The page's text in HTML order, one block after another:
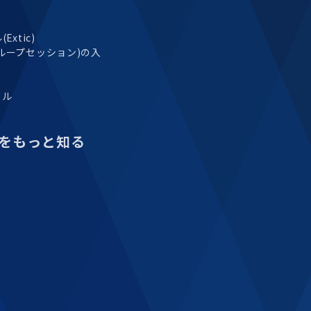
(Extic)
プセッション)の入
もっと知る